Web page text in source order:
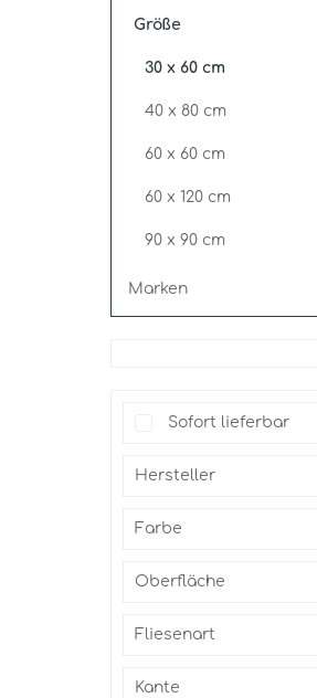
Größe
30 x 60 cm
40 x 80 cm
60 x 60 cm
60 x 120 cm
90 x 90 cm
Marken
Sofort lieferbar
Hersteller
ABK
Farbe
Grau
Oberfläche
Matt
Fliesenart
Feinsteinzeug
Kante